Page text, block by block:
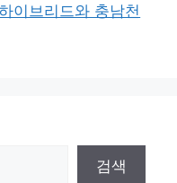
이브리드와 충남천
검색